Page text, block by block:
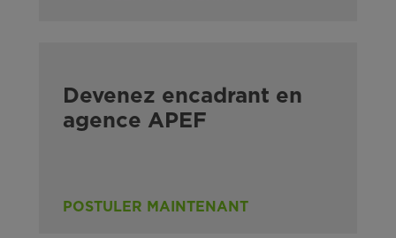
Devenez encadrant en
agence APEF
POSTULER MAINTENANT